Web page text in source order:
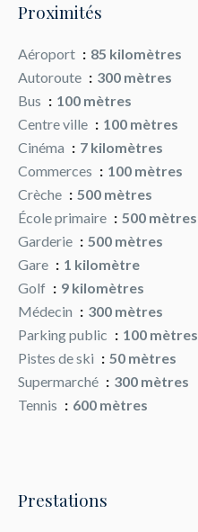
Proximités
Aéroport
85 kilomètres
Autoroute
300 mètres
Bus
100 mètres
Centre ville
100 mètres
Cinéma
7 kilomètres
Commerces
100 mètres
Crèche
500 mètres
École primaire
500 mètres
Garderie
500 mètres
Gare
1 kilomètre
Golf
9 kilomètres
Médecin
300 mètres
Parking public
100 mètres
Pistes de ski
50 mètres
Supermarché
300 mètres
Tennis
600 mètres
Prestations